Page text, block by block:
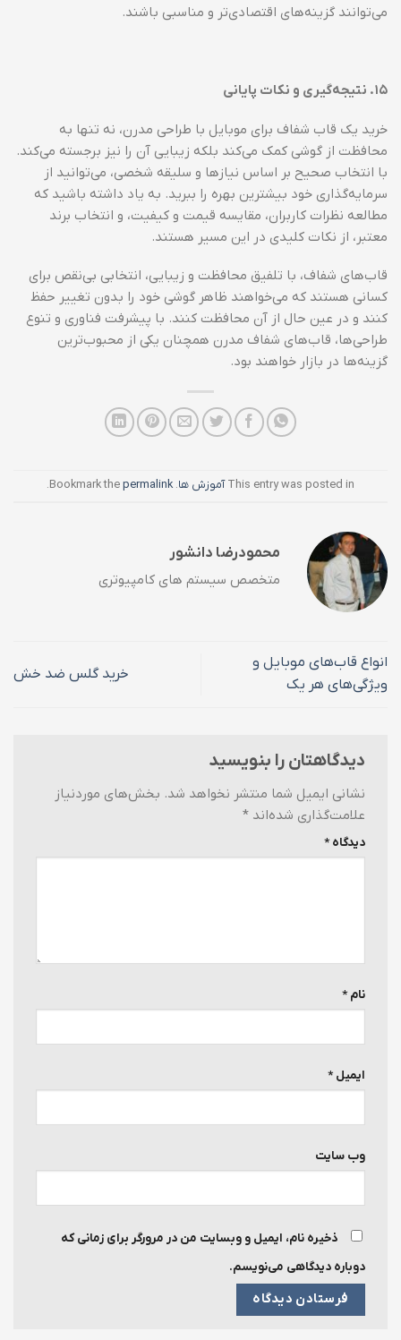
می‌توانند گزینه‌های اقتصادی‌تر و مناسبی باشند.
۱۵. نتیجه‌گیری و نکات پایانی
خرید یک قاب شفاف برای موبایل با طراحی مدرن، نه تنها به
محافظت از گوشی کمک می‌کند بلکه زیبایی آن را نیز برجسته می‌کند.
با انتخاب صحیح بر اساس نیازها و سلیقه شخصی، می‌توانید از
سرمایه‌گذاری خود بیشترین بهره را ببرید. به یاد داشته باشید که
مطالعه نظرات کاربران، مقایسه قیمت و کیفیت، و انتخاب برند
معتبر، از نکات کلیدی در این مسیر هستند.
قاب‌های شفاف، با تلفیق محافظت و زیبایی، انتخابی بی‌نقص برای
کسانی هستند که می‌خواهند ظاهر گوشی خود را بدون تغییر حفظ
کنند و در عین حال از آن محافظت کنند. با پیشرفت فناوری و تنوع
طراحی‌ها، قاب‌های شفاف مدرن همچنان یکی از محبوب‌ترین
گزینه‌ها در بازار خواهند بود.
This entry was posted in آموزش ها. Bookmark the
permalink
.
محمودرضا دانشور
متخصص سیستم های کامپیوتری
انواع قاب‌های موبایل و
ویژگی‌های هر یک
خرید گلس ضد خش
دیدگاهتان را بنویسید
نشانی ایمیل شما منتشر نخواهد شد. بخش‌های موردنیاز
علامت‌گذاری شده‌اند *
دیدگاه*
نام*
ایمیل*
وب‌ سایت
ذخیره نام، ایمیل و وبسایت من در مرورگر برای زمانی که
دوباره دیدگاهی می‌نویسم.